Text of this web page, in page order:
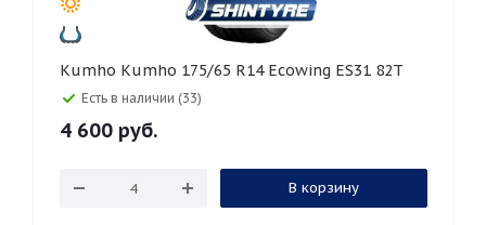
Kumho Kumho 175/65 R14 Ecowing ES31 82T
Есть в наличии (33)
4 600 руб.
В корзину